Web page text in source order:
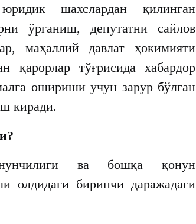
шахслардан қилинган
ўрганиш, депутатни сайлов
маҳаллий давлат ҳокимияти
қарорлар тўғрисида хабардор
ошириши учун зарур бўлган
киради.
ва бошқа қонун
олдидаги биринчи даражадаги